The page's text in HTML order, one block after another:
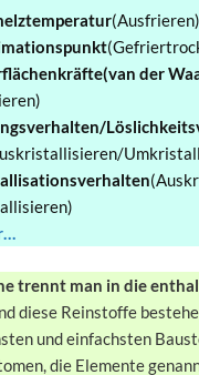
(Ausfrieren)
der
trennt man in die
diese Reinstoffe
und einfachsten
die Elemente